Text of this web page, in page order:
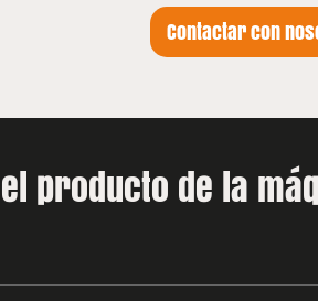
Contactar con
producto de la